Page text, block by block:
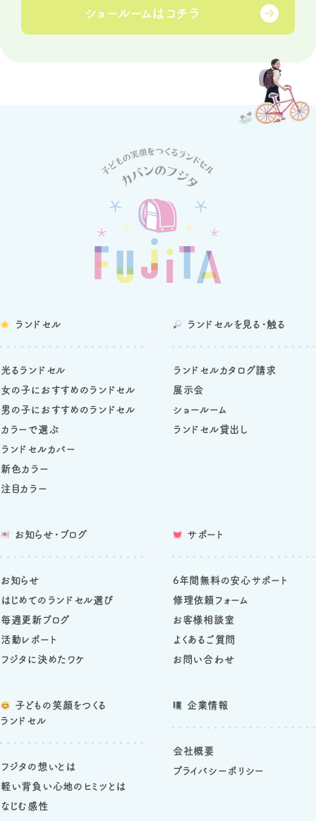
ショールームは コチラ
ランドセル
光るランドセル
女の子におすすめのランドセル
男の子におすすめのランドセル
カラーで選ぶ
ランドセルカバー
新色カラー
注目カラー
ランドセルを 見る・触る
ランドセルカタログ請求
展示会
ショールーム
ランドセル貸出し
子どもの笑顔をつくる
ランドセル
フジタの想いとは
軽い背負い心地のヒミツとは
なじむ感性
お知らせ・ブログ
お知らせ
はじめてのランドセル選び
毎週更新ブログ
活動レポート
フジタに決めたワケ
サポート
6年間無料の安心サポート
修理依頼フォーム
お客様相談室
よくあるご質問
お問い合わせ
企業情報
会社概要
プライバシーポリシー